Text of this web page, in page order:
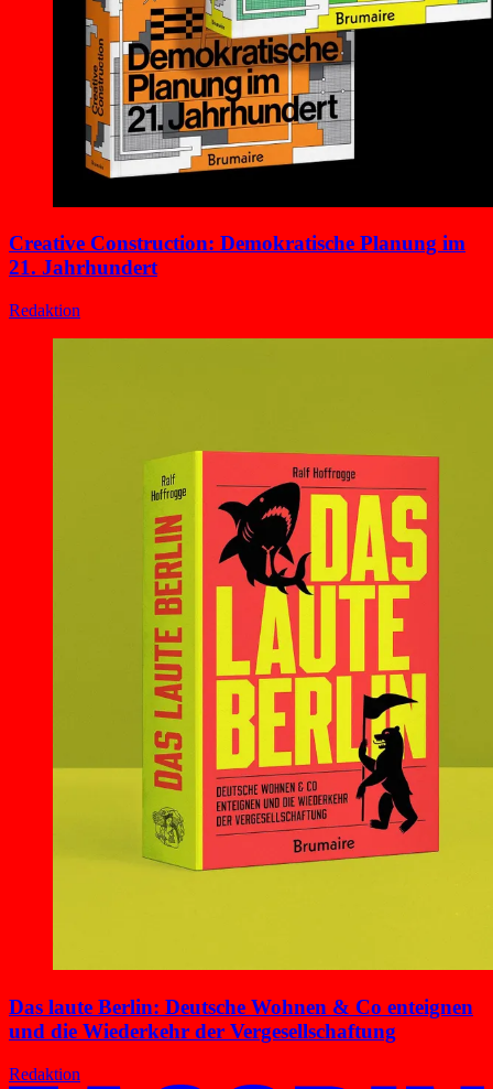
Creative Construction: Demokratische Planung im
21. Jahrhundert
Redaktion
Das laute Berlin: Deutsche Wohnen & Co enteignen
und die Wiederkehr der Vergesellschaftung
Redaktion